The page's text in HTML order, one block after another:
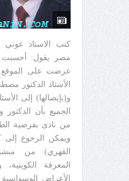
مصر يقول: أحسنت
عرضت على الموقع
الأستاذ الدكتور
و(بإيصالها) إلى
الجميع بأن
من نادى بفرضية
ويمكن الرجوع إلى
القهري) من
المعرفة
الأعراض الوسواسية